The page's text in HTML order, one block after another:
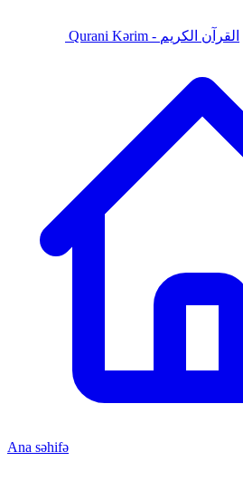
Qurani Kərim - القرآن الكريم
Ana səhifə